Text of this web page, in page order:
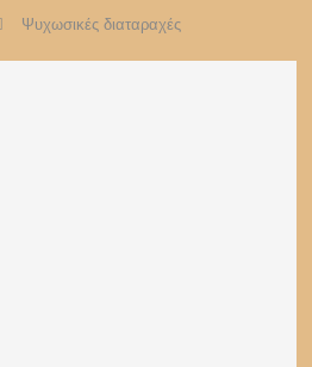
Ψυχωσικές διαταραχές